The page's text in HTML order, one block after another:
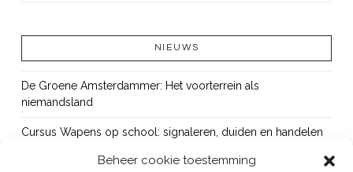
Beheer cookie toestemming
NIEUWS
De Groene Amsterdammer: Het voorterrein als
niemandsland
Cursus Wapens op school: signaleren, duiden en handelen